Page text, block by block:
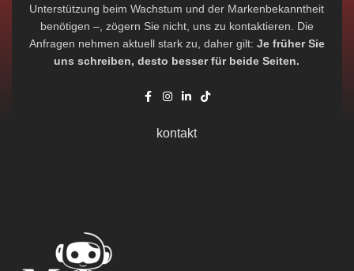
Unterstützung beim Wachstum und der Markenbekanntheit
benötigen –, zögern Sie nicht, uns zu kontaktieren. Die
Anfragen nehmen aktuell stark zu, daher gilt: Je früher Sie
uns schreiben, desto besser für beide Seiten.
kontakt